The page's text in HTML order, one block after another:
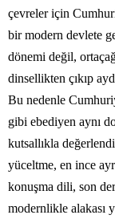
çevreler için
bir modern devlete
dönemi değil,
dinsellikten çıkıp
Bu nedenle
gibi ebediyen aynı
kutsallıkla
yüceltme, en ince
konuşma dili, son
modernlikle alakası